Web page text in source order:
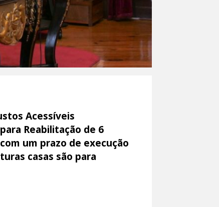
Acessíveis
Reabilitação de 6
um prazo de execução
casas são para